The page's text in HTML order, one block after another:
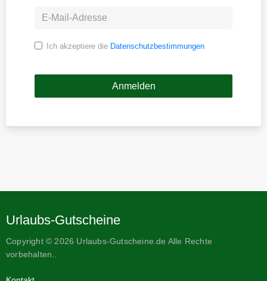
Ich akzeptiere die Datenschutzbestimmungen
Urlaubs-Gutscheine
Copyright © 2026 Urlaubs-Gutscheine.de Alle Rechte
vorbehalten..